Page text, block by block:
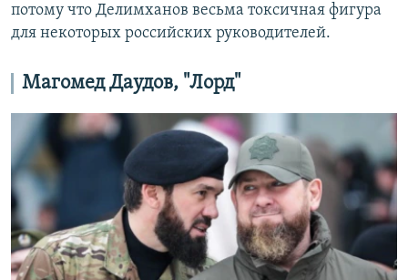
потому что Делимханов весьма токсичная фигура
для некоторых российских руководителей.
Магомед Даудов, "Лорд"